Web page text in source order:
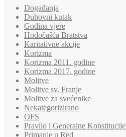
Događanja
Duhovni kutak
Godina vjere
Hodočašća Bratstva
Karitativne akcije
Korizma
Korizma 2011. godine
Korizma 2017. godine
Molitve
Molitve sv. Franje
Molitve za svećenike
Nekategorizirano
OFS
Pravilo i Generalne Konstitucije
Primanje u Red